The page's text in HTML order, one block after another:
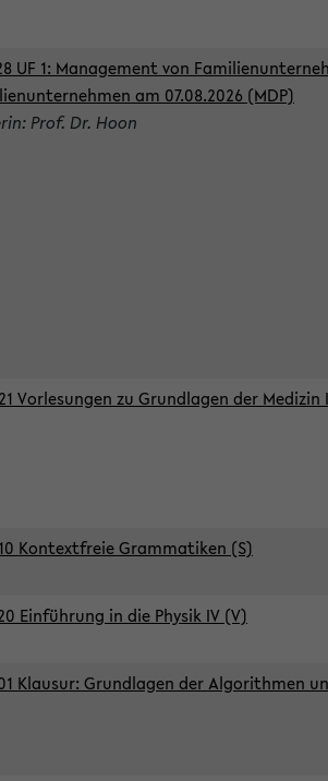
UF 1: Management von
am 07.08.2026 (MDP)
Prof. Dr. Hoon
Vorlesungen zu Grundlagen der
Kontextfreie Grammatiken (S)
Einführung in die Physik IV (V)
Klausur: Grundlagen der Algorithmen